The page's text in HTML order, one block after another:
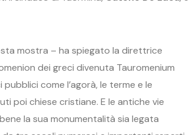
mostra – ha spiegato la direttrice
dei greci divenuta Tauromenium
come l’agorà, le terme e le
poi chiese cristiane. E le antiche vie
la sua monumentalità sia legata